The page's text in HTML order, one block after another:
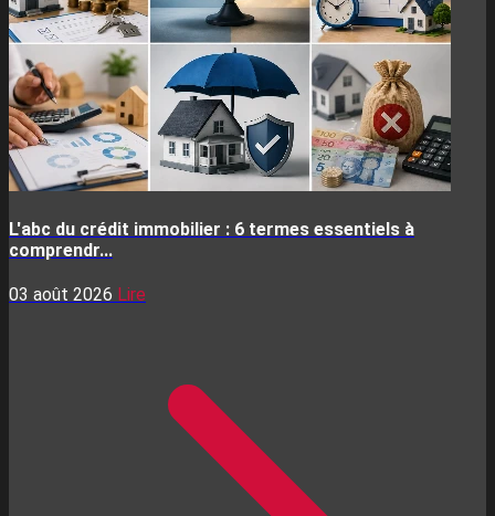
L'abc du crédit immobilier : 6 termes essentiels à
comprendr...
03 août 2026 Lire